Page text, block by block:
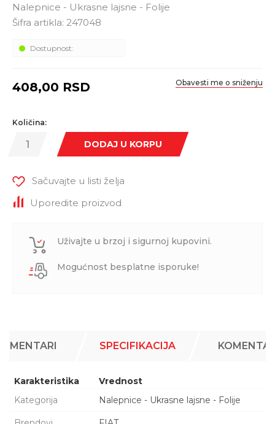
Nalepnice - Ukrasne lajsne - Folije
Šifra artikla: 247048
Dostupnost:
408,00 RSD Obavesti me o sniženju
Količina:
DODAJ U KORPU
Sačuvajte u listi želja
Uporedite proizvod
Uživajte u brzoj i sigurnoj kupovini.
Mogućnost besplatne isporuke!
SPECIFIKACIJA
Karakteristika
Vrednost
Kategorija
Nalepnice - Ukrasne lajsne - Folije